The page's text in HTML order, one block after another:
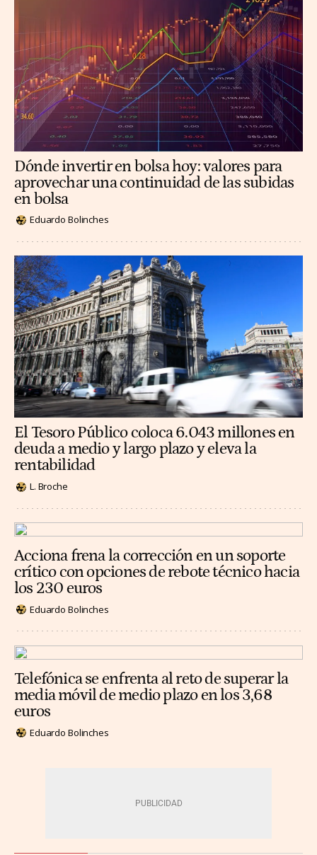
Dónde invertir en bolsa hoy: valores para
aprovechar una continuidad de las subidas
en bolsa
Eduardo Bolinches
El Tesoro Público coloca 6.043 millones en
deuda a medio y largo plazo y eleva la
rentabilidad
L. Broche
Acciona frena la corrección en un soporte
crítico con opciones de rebote técnico hacia
los 230 euros
Eduardo Bolinches
Telefónica se enfrenta al reto de superar la
media móvil de medio plazo en los 3,68
euros
Eduardo Bolinches